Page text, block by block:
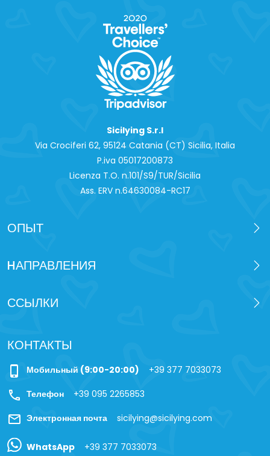
Sicilying S.r.l
Via Crociferi 62, 95124 Catania (CT) Sicilia, Italia
P.iva 0‍5017200873
Licenza T.O. n.101/S9/TUR/Sicilia
Ass. ERV n.64630084-RC17
ОПЫТ
HАПРАВЛЕНИЯ
ССЫЛКИ
КОНТАКТЫ
phone_iphone Мобильный (9:00-20:00) +39 377 7033073
call Телефон +39 095 2265853
mail Электронная почта sicilying@sicilying.com
WhatsApp +39 377 7033073